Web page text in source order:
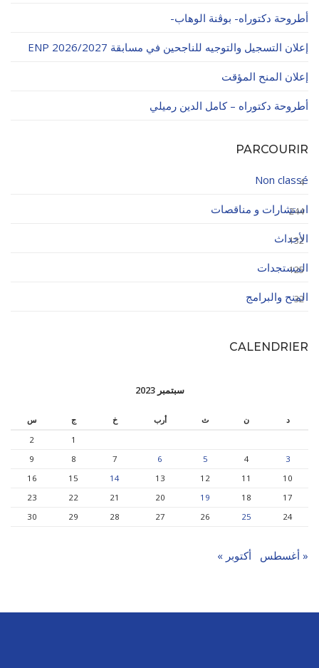
أطروحة دكتوراه- بوڨنة الوهاب-
إعلان التسجيل والتوجيه للناجحين في مسابقة ENP 2026/2027
إعلان المنح المؤقت
أطروحة دكتوراه – كامل الدين رميلي
PARCOURIR
Non classé
4
استشارات و مناقصات
244
الأحداث
132
المستجدات
125
المنح والبرامج
32
CALENDRIER
سبتمبر 2023
د ن ث أرب خ ج
س
1
2
3
4
5
6
7
8
9
10
11
12
13
14
15
16
17
18
19
20
21
22
23
24
25
26
27
28
29
30
« أغسطس أكتوبر »